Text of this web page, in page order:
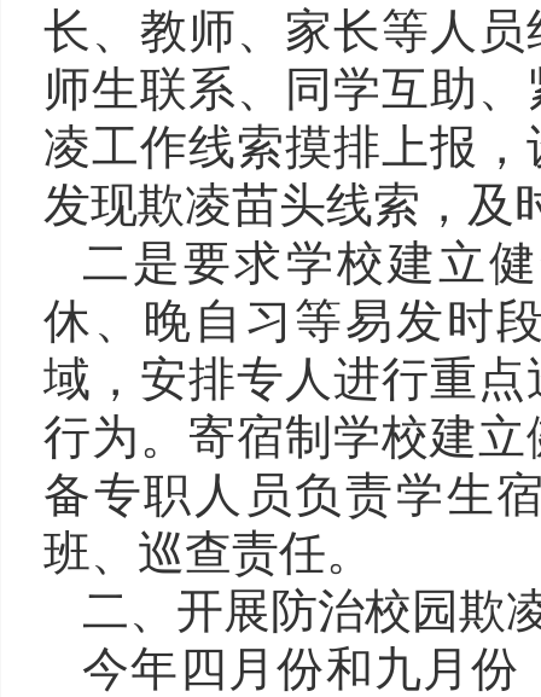
长、教师、家长等人
师生联系、同学互助
凌工作线索摸排上报
发现欺凌苗头线索，及
二是要求学校建立
休、晚自习等易发时
域，安排专人进行重
行为。寄宿制学校建
备专职人员负责学生
班、巡查责任。
二、开展防治校园欺
今年四月份和九月份